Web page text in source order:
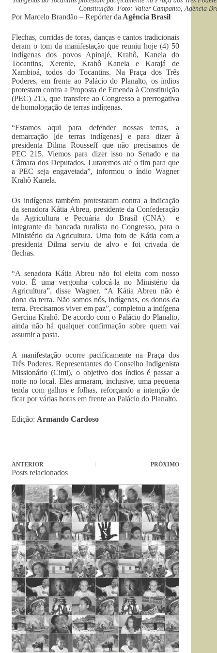
Constituição. Foto: Valter Campanto, Agência
Por Marcelo Brandão – Repórter da Agência Brasil
Flechas, corridas de toras, danças e cantos tradicionais
deram o tom da manifestação que reuniu hoje (4) 50
indígenas dos povos Apinajé, Krahô, Kanela do
Tocantins, Xerente, Krahô Kanela e Karajá de
Xambioá, todos do Tocantins. Na Praça dos Três
Poderes, em frente ao Palácio do Planalto, os índios
protestam contra a Proposta de Emenda à Constituição
(PEC) 215, que transfere ao Congresso a prerrogativa
de homologação de terras indígenas.
“Estamos aqui para defender nossas terras, a
demarcação [de terras indígenas] e para dizer à
presidenta Dilma Rousseff que não precisamos de
PEC 215. Viemos para dizer isso no Senado e na
Câmara dos Deputados. Lutaremos até o fim para que
a PEC seja engavetada”, informou o índio Wagner
Krahô Kanela.
Os indígenas também protestaram contra a indicação
da senadora Kátia Abreu, presidente da Confederação
da Agricultura e Pecuária do Brasil (CNA) e
integrante da bancada ruralista no Congresso, para o
Ministério da Agricultura. Uma foto de Kátia com a
presidenta Dilma serviu de alvo e foi crivada de
flechas.
“A senadora Kátia Abreu não foi eleita com nosso
voto. É uma vergonha colocá-la no Ministério da
Agricultura”, disse Wagner. “A Kátia Abreu não é
dona da terra. Não somos nós, indígenas, os donos da
terra. Precisamos viver em paz”, completou a indígena
Gercina Krahô. De acordo com o Palácio do Planalto,
ainda não há qualquer confirmação sobre quem vai
assumir a pasta.
A manifestação ocorre pacificamente na Praça dos
Três Poderes. Representantes do Conselho Indigenista
Missionário (Cimi), o objetivo dos índios é passar a
noite no local. Eles armaram, inclusive, uma pequena
tenda com galhos e folhas, reforçando a intenção de
ficar por várias horas em frente ao Palácio do Planalto.
Edição: Armando Cardoso
ANTERIOR PRÓXIMO
Posts relacionados